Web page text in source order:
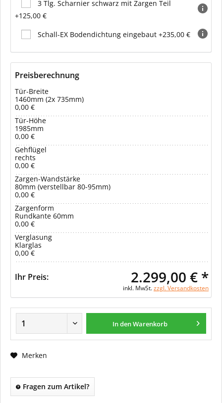
3 Tlg. Scharnier schwarz mit Zargen Teil
+125,00 €
Schall-EX Bodendichtung eingebaut +235,00 €
Preisberechnung
Tür-Breite
1460mm (2x 735mm)
0,00 €
Tür-Höhe
1985mm
0,00 €
Gehflügel
rechts
0,00 €
Zargen-Wandstärke
80mm (verstellbar 80-95mm)
0,00 €
Zargenform
Rundkante 60mm
0,00 €
Verglasung
Klarglas
0,00 €
Ihr Preis: 2.299,00 € *
inkl. MwSt.zzgl. Versandkosten
In den Warenkorb
Merken
Fragen zum Artikel?